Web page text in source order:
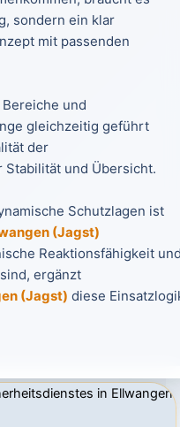
sondern ein klar
mit passenden
und
gleichzeitig geführt
der
und Übersicht.
Schutzlagen ist
(Jagst)
Reaktionsfähigkeit
ergänzt
(Jagst) diese